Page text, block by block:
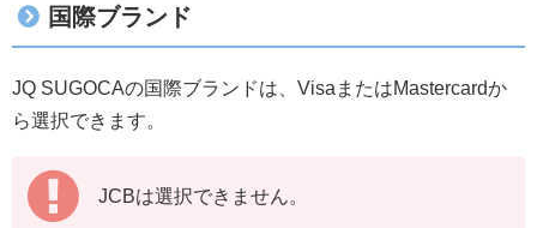
国際ブランド
JQ SUGOCAの国際ブランドは、VisaまたはMastercardか
ら選択できます。
JCBは選択できません。